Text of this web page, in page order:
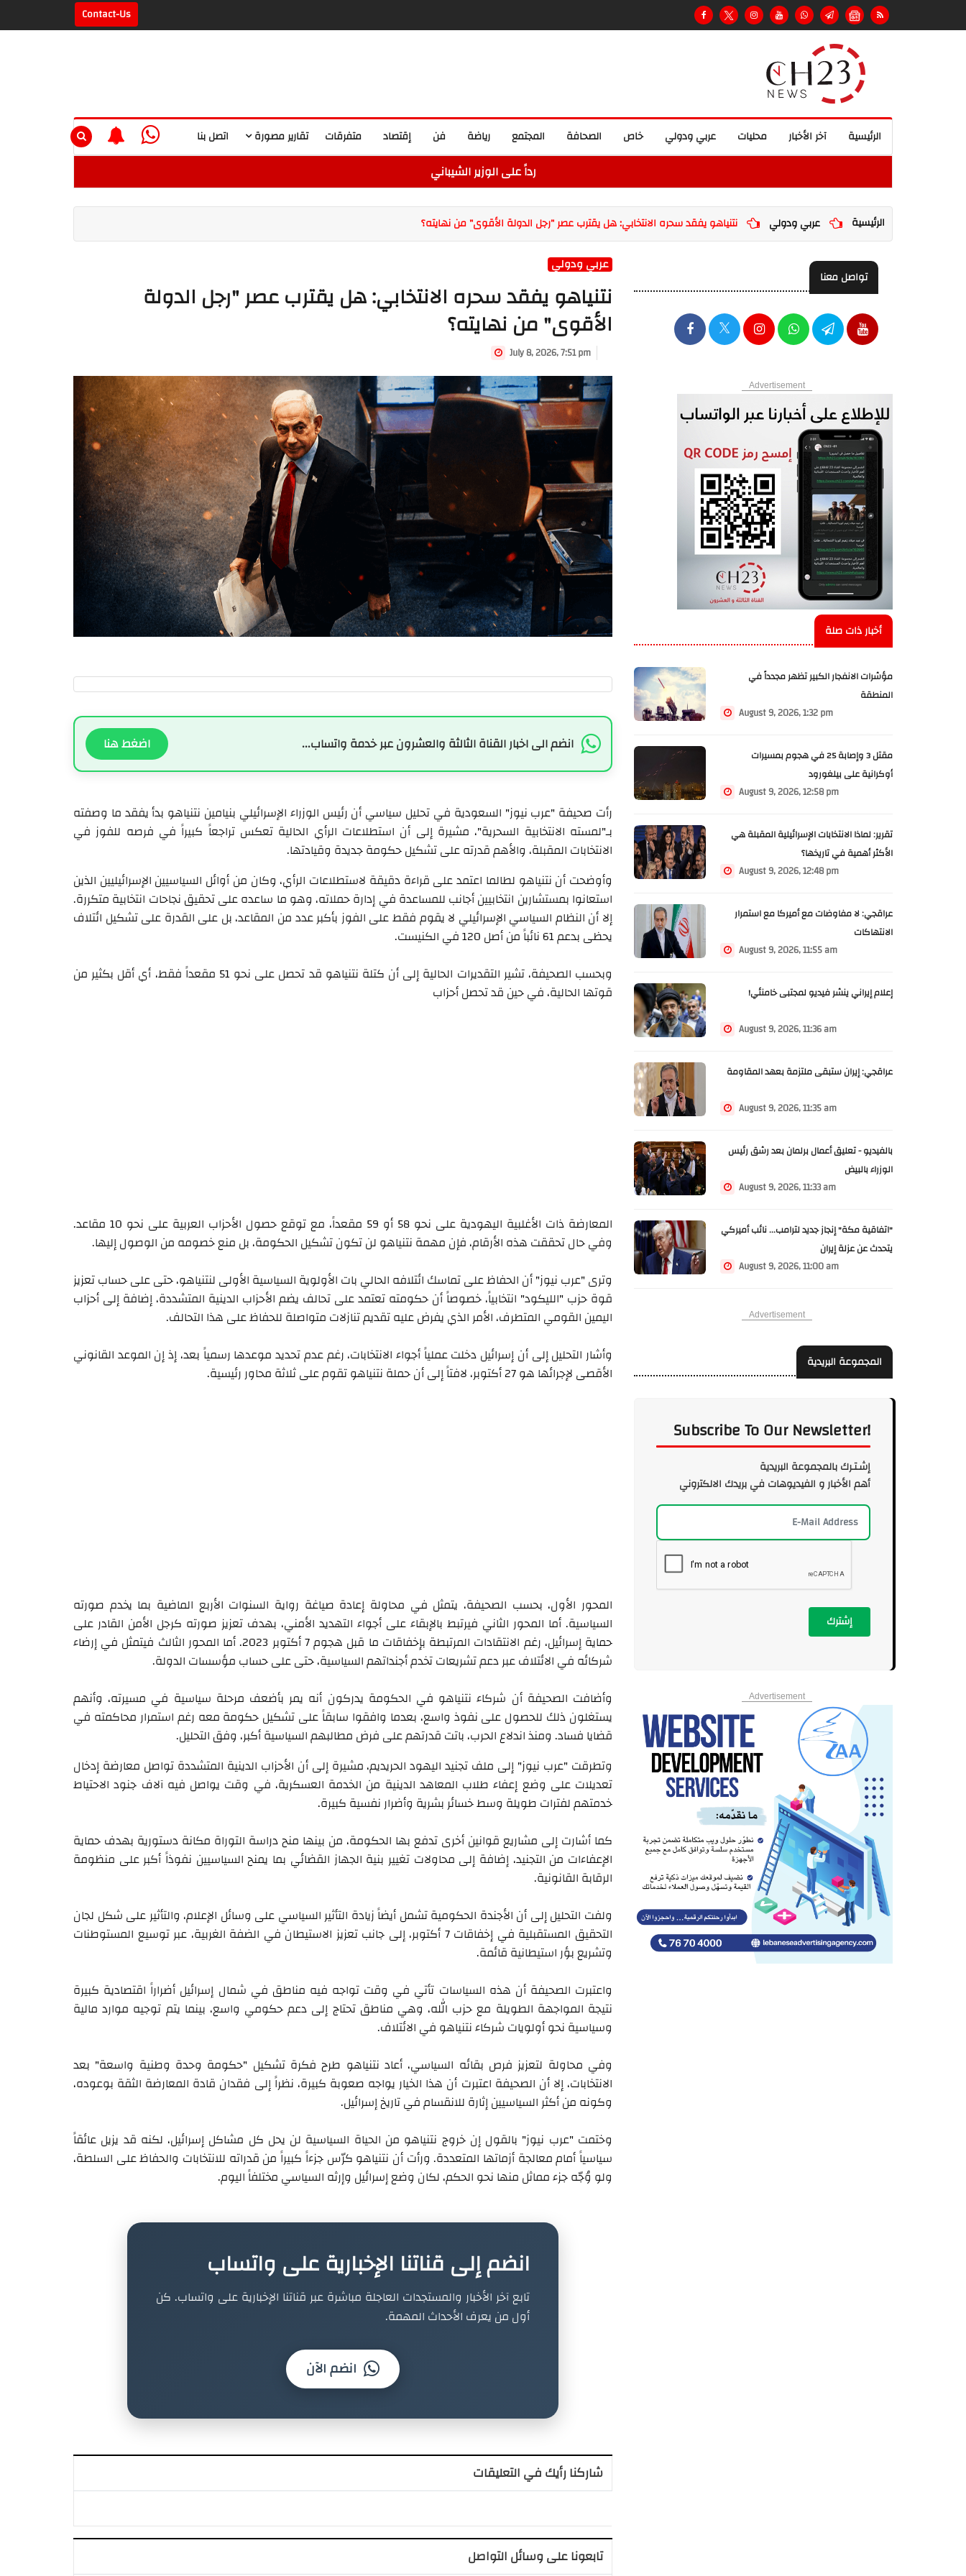
Contact-Us
اتصل بنا تقارير مصورة متفرقات إقتصاد فن رياضة المجتمع الصحافة خاص عربي ودولي محليات آخر الأخبار الرئيسية
رداً على الوزير الشيباني
الرئيسية عربي ودولي نتنياهو يفقد سحره الانتخابي: هل يقترب عصر "رجل الدولة الأقوى" من نهايته؟
عربي ودولي
نتنياهو يفقد سحره الانتخابي: هل يقترب عصر "رجل الدولة
الأقوى" من نهايته؟
July 8, 2026, 7:51 pm
انضم الى اخبار القناة الثالثة والعشرون عبر خدمة واتساب... اضغط هنا
رأت صحيفة "عرب نيوز" السعودية في تحليل سياسي أن رئيس الوزراء الإسرائيلي بنيامين نتنياهو بدأ يفقد ما وصفته
بـ"لمسته الانتخابية السحرية"، مشيرة إلى أن استطلاعات الرأي الحالية تعكس تراجعاً كبيراً في فرصه للفوز في
الانتخابات المقبلة، والأهم قدرته على تشكيل حكومة جديدة وقيادتها.
وأوضحت أن نتنياهو لطالما اعتمد على قراءة دقيقة لاستطلاعات الرأي، وكان من أوائل السياسيين الإسرائيليين الذين
استعانوا بمستشارين انتخابيين أجانب للمساعدة في إدارة حملاته، وهو ما ساعده على تحقيق نجاحات انتخابية متكررة.
إلا أن النظام السياسي الإسرائيلي لا يقوم فقط على الفوز بأكبر عدد من المقاعد، بل على القدرة على تشكيل ائتلاف
يحظى بدعم 61 نائباً من أصل 120 في الكنيست.
وبحسب الصحيفة، تشير التقديرات الحالية إلى أن كتلة نتنياهو قد تحصل على نحو 51 مقعداً فقط، أي أقل بكثير من
قوتها الحالية، في حين قد تحصل أحزاب
المعارضة ذات الأغلبية اليهودية على نحو 58 أو 59 مقعداً، مع توقع حصول الأحزاب العربية على نحو 10 مقاعد.
وفي حال تحققت هذه الأرقام، فإن مهمة نتنياهو لن تكون تشكيل الحكومة، بل منع خصومه من الوصول إليها.
وترى "عرب نيوز" أن الحفاظ على تماسك ائتلافه الحالي بات الأولوية السياسية الأولى لنتنياهو، حتى على حساب تعزيز
قوة حزب "الليكود" انتخابياً، خصوصاً أن حكومته تعتمد على تحالف يضم الأحزاب الدينية المتشددة، إضافة إلى أحزاب
اليمين القومي المتطرف، الأمر الذي يفرض عليه تقديم تنازلات متواصلة للحفاظ على هذا التحالف.
وأشار التحليل إلى أن إسرائيل دخلت عملياً أجواء الانتخابات، رغم عدم تحديد موعدها رسمياً بعد، إذ إن الموعد القانوني
الأقصى لإجرائها هو 27 أكتوبر، لافتاً إلى أن حملة نتنياهو تقوم على ثلاثة محاور رئيسية.
المحور الأول، بحسب الصحيفة، يتمثل في محاولة إعادة صياغة رواية السنوات الأربع الماضية بما يخدم صورته
السياسية. أما المحور الثاني فيرتبط بالإبقاء على أجواء التهديد الأمني، بهدف تعزيز صورته كرجل الأمن القادر على
حماية إسرائيل، رغم الانتقادات المرتبطة بإخفاقات ما قبل هجوم 7 أكتوبر 2023. أما المحور الثالث فيتمثل في إرضاء
شركائه في الائتلاف عبر دعم تشريعات تخدم أجنداتهم السياسية، حتى على حساب مؤسسات الدولة.
وأضافت الصحيفة أن شركاء نتنياهو في الحكومة يدركون أنه يمر بأضعف مرحلة سياسية في مسيرته، وأنهم
يستغلون ذلك للحصول على نفوذ واسع، بعدما وافقوا سابقاً على تشكيل حكومة معه رغم استمرار محاكمته في
قضايا فساد. ومنذ اندلاع الحرب، باتت قدرتهم على فرض مطالبهم السياسية أكبر، وفق التحليل.
وتطرقت "عرب نيوز" إلى ملف تجنيد اليهود الحريديم، مشيرة إلى أن الأحزاب الدينية المتشددة تواصل معارضة إدخال
تعديلات على وضع إعفاء طلاب المعاهد الدينية من الخدمة العسكرية، في وقت يواصل فيه آلاف جنود الاحتياط
خدمتهم لفترات طويلة وسط خسائر بشرية وأضرار نفسية كبيرة.
كما أشارت إلى مشاريع قوانين أخرى تدفع بها الحكومة، من بينها منح دراسة التوراة مكانة دستورية بهدف حماية
الإعفاءات من التجنيد، إضافة إلى محاولات تغيير بنية الجهاز القضائي بما يمنح السياسيين نفوذاً أكبر على منظومة
الرقابة القانونية.
ولفت التحليل إلى أن الأجندة الحكومية تشمل أيضاً زيادة التأثير السياسي على وسائل الإعلام، والتأثير على شكل لجان
التحقيق المستقبلية في إخفاقات 7 أكتوبر، إلى جانب تعزيز الاستيطان في الضفة الغربية، عبر توسيع المستوطنات
وتشريع بؤر استيطانية قائمة.
واعتبرت الصحيفة أن هذه السياسات تأتي في وقت تواجه فيه مناطق في شمال إسرائيل أضراراً اقتصادية كبيرة
نتيجة المواجهة الطويلة مع حزب الله، وهي مناطق تحتاج إلى دعم حكومي واسع، بينما يتم توجيه موارد مالية
وسياسية نحو أولويات شركاء نتنياهو في الائتلاف.
وفي محاولة لتعزيز فرص بقائه السياسي، أعاد نتنياهو طرح فكرة تشكيل "حكومة وحدة وطنية واسعة" بعد
الانتخابات، إلا أن الصحيفة اعتبرت أن هذا الخيار يواجه صعوبة كبيرة، نظراً إلى فقدان قادة المعارضة الثقة بوعوده،
وكونه من أكثر السياسيين إثارة للانقسام في تاريخ إسرائيل.
وختمت "عرب نيوز" بالقول إن خروج نتنياهو من الحياة السياسية لن يحل كل مشاكل إسرائيل، لكنه قد يزيل عائقاً
سياسياً أمام معالجة أزماتها المتعددة. ورأت أن نتنياهو كرّس جزءاً كبيراً من قدراته للانتخابات والحفاظ على السلطة،
ولو وُجّه جزء مماثل منها نحو الحكم، لكان وضع إسرائيل وإرثه السياسي مختلفاً اليوم.
انضم إلى قناتنا الإخبارية على واتساب
تابع آخر الأخبار والمستجدات العاجلة مباشرة عبر قناتنا الإخبارية على واتساب. كن
أول من يعرف الأحداث المهمة.
انضم الآن
شاركنا رأيك في التعليقات
تابعونا على وسائل التواصل
تواصل معنا
Advertisement
أخبار ذات صلة
مؤشرات الانفجار الكبير تظهر مجدداً في
المنطقة
August 9, 2026, 1:32 pm
مقتل 3 وإصابة 25 في هجوم بمسيرات
أوكرانية على بيلغورود
August 9, 2026, 12:58 pm
تقرير: لماذا الانتخابات الإسرائيلية المقبلة هي
الأكثر أهمية في تاريخها؟
August 9, 2026, 12:48 pm
عراقجي: لا مفاوضات مع أميركا مع استمرار
الانتهاكات
August 9, 2026, 11:55 am
إعلام إيراني ينشر فيديو لمجتبى خامنئي!
August 9, 2026, 11:36 am
عراقجي: إيران ستبقى ملتزمة بعهد المقاومة
August 9, 2026, 11:35 am
بالفيديو - تعليق أعمال برلمان بعد رشق رئيس
الوزراء بالبيض
August 9, 2026, 11:33 am
"اتفاقية مكة" إنجاز جديد لترامب... نائب أميركي
يتحدث عن عزلة إيران
August 9, 2026, 11:00 am
Advertisement
المجموعة البريدية
Subscribe To Our Newsletter!
إشـتـرك بالمجموعة البريدية
أهم الأخبار و الفيديوهات في بريدك الالكتروني
إشترك
Advertisement